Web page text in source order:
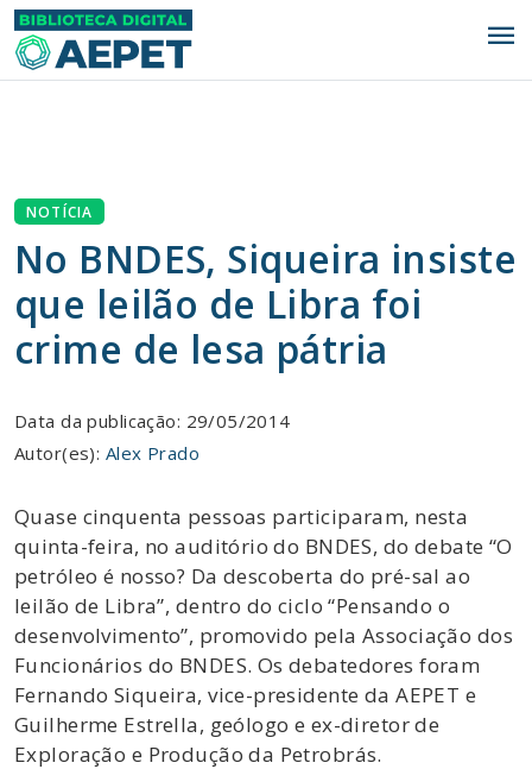
menu
NOTÍCIA
No BNDES, Siqueira insiste
que leilão de Libra foi
crime de lesa pátria
Data da publicação: 29/05/2014
Autor(es): Alex Prado
Quase cinquenta pessoas participaram, nesta
quinta-feira, no auditório do BNDES, do debate “O
petróleo é nosso? Da descoberta do pré-sal ao
leilão de Libra”, dentro do ciclo “Pensando o
desenvolvimento”, promovido pela Associação dos
Funcionários do BNDES. Os debatedores foram
Fernando Siqueira, vice-presidente da AEPET e
Guilherme Estrella, geólogo e ex-diretor de
Exploração e Produção da Petrobrás.